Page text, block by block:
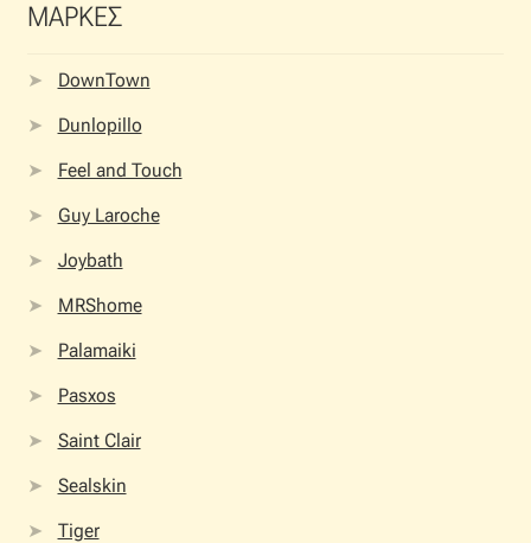
ΜΑΡΚΕΣ
DownTown
Dunlopillo
Feel and Touch
Guy Laroche
Joybath
MRShome
Palamaiki
Pasxos
Saint Clair
Sealskin
Tiger